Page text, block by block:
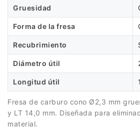
Gruesidad
Forma de la fresa
Recubrimiento
Diámetro útil
Longitud útil
Fresa de carburo cono Ø2,3 mm
y LT 14,0 mm. Diseñada para
material.